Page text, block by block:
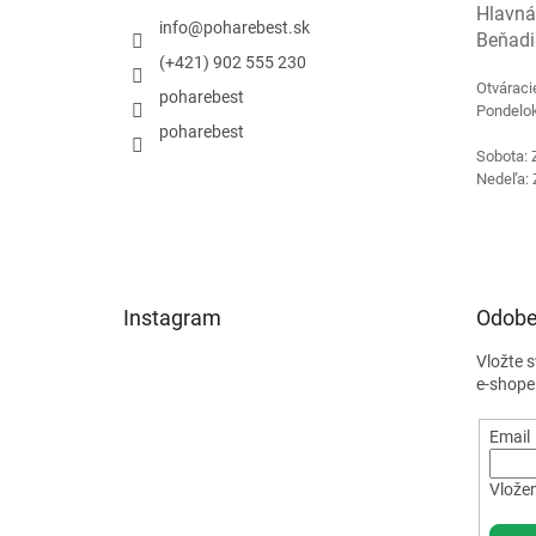
info@poharebest.sk
(+421) 902 555 230
poharebest
poharebest
Sobota:
Nedeľa:
Instagram
Vložte
e-
Email